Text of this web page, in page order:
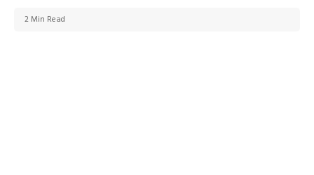
2 Min Read